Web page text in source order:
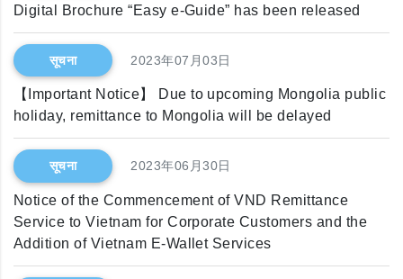
Digital Brochure “Easy e-Guide” has been released
सूचना 2023年07月03日
【Important Notice】 Due to upcoming Mongolia public
holiday, remittance to Mongolia will be delayed
सूचना 2023年06月30日
Notice of the Commencement of VND Remittance
Service to Vietnam for Corporate Customers and the
Addition of Vietnam E-Wallet Services